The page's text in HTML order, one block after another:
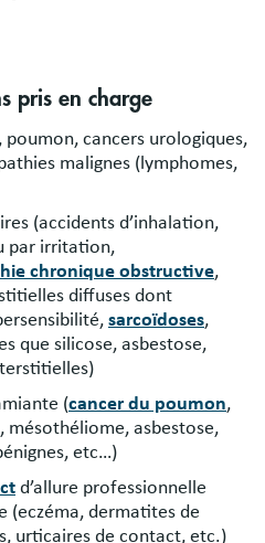
pris en charge
poumon, cancers urologiques,
malignes (lymphomes,
(accidents d’inhalation,
par irritation,
chronique obstructive,
diffuses dont
sarcoïdoses,
que silicose, asbestose,
(cancer du poumon,
, mésothéliome, asbestose,
etc…)
d’allure professionnelle
(eczéma, dermatites de
urticaires de contact, etc.)